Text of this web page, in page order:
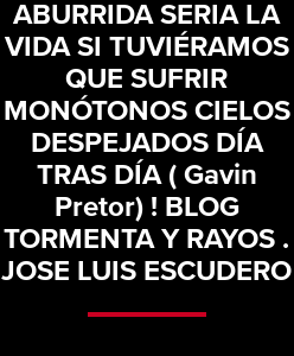
ABURRIDA SERIA LA
VIDA SI TUVIÉRAMOS
QUE SUFRIR
MONÓTONOS CIELOS
DESPEJADOS DÍA
TRAS DÍA ( Gavin
Pretor) ! BLOG
TORMENTA Y RAYOS .
JOSE LUIS ESCUDERO